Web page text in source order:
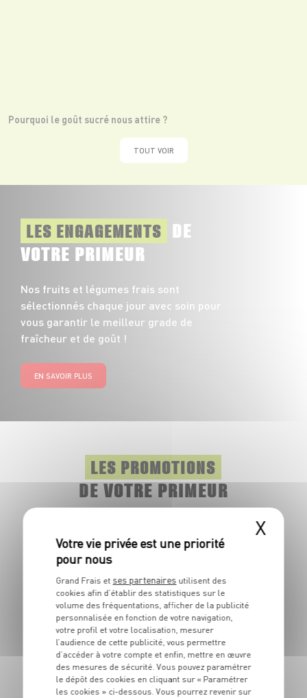
Pourquoi le goût sucré nous attire ?
TOUT VOIR
LES ENGAGEMENTS DE
VOTRE PRIMEUR
Nos fruits et légumes frais sont
sélectionnés chaque jour avec soin pour
vous garantir le meilleur grade de
fraîcheur et de goût !
EN SAVOIR PLUS
LES PROMOTIONS
DE VOTRE PRIMEUR
Il y a une saison pour les fruits et légumes, mais pas pour
les promotions.Toute l'année, retrouvez dans votre
marché des produits à prix frais.
Origine
Espagne
Pastèque Noire
1 €
19
Le kg ou 1€69 le kg si coupée
X
Grand Frais et ses partenaires utilisent des
cookies afin d’établir des statistiques sur le
volume des fréquentations, afficher de la publicité
personnalisée en fonction de votre navigation,
votre profil et votre localisation, mesurer
l’audience de cette publicité, vous permettre
d’accéder à votre compte et enfin, mettre en œuvre
des mesures de sécurité. Vous pouvez paramétrer
le dépôt des cookies en cliquant sur « Paramétrer
les cookies » ci-dessous. Vous pourrez revenir sur